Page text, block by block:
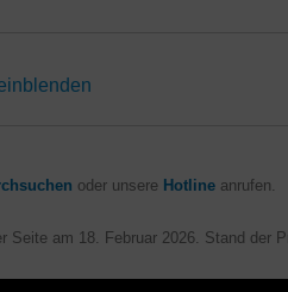
gilt eine Vertragslaufzeit von 24
oder unsere Hotline anrufen.
Seite am 18. Februar 2026. Stand der